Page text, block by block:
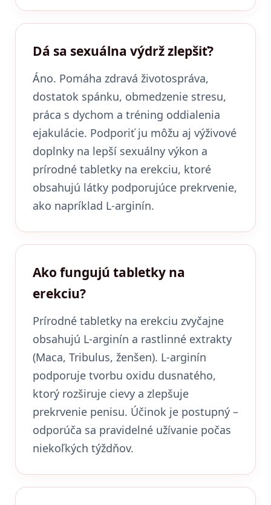
Dá sa sexuálna výdrž zlepšiť?
Áno. Pomáha zdravá životospráva,
dostatok spánku, obmedzenie stresu,
práca s dychom a tréning oddialenia
ejakulácie. Podporiť ju môžu aj výživové
doplnky na lepší sexuálny výkon a
prírodné tabletky na erekciu, ktoré
obsahujú látky podporujúce prekrvenie,
ako napríklad L-arginín.
Ako fungujú tabletky na
erekciu?
Prírodné tabletky na erekciu zvyčajne
obsahujú L-arginín a rastlinné extrakty
(Maca, Tribulus, ženšen). L-arginín
podporuje tvorbu oxidu dusnatého,
ktorý rozširuje cievy a zlepšuje
prekrvenie penisu. Účinok je postupný –
odporúča sa pravidelné užívanie počas
niekoľkých týždňov.